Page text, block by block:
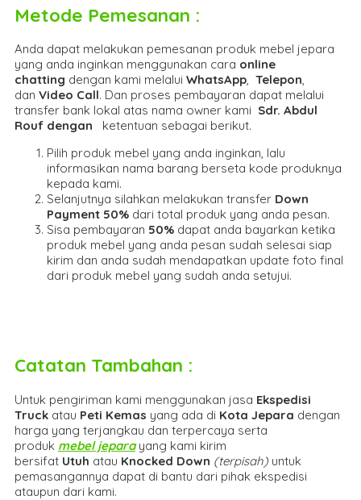
Metode Pemesanan :
Anda dapat melakukan pemesanan produk mebel jepara
yang anda inginkan menggunakan cara online
chatting dengan kami melalui WhatsApp, Telepon,
dan Video Call. Dan proses pembayaran dapat melalui
transfer bank lokal atas nama owner kami Sdr. Abdul
Rouf dengan ketentuan sebagai berikut.
Pilih produk mebel yang anda inginkan, lalu
informasikan nama barang berseta kode produknya
kepada kami.
Selanjutnya silahkan melakukan transfer Down
Payment 50% dari total produk yang anda pesan.
Sisa pembayaran 50% dapat anda bayarkan ketika
produk mebel yang anda pesan sudah selesai siap
kirim dan anda sudah mendapatkan update foto final
dari produk mebel yang sudah anda setujui.
Catatan Tambahan :
Untuk pengiriman kami menggunakan jasa Ekspedisi
Truck atau Peti Kemas yang ada di Kota Jepara dengan
harga yang terjangkau dan terpercaya serta
produk mebel jeparayang kami kirim
bersifat Utuh atau Knocked Down (terpisah) untuk
pemasangannya dapat di bantu dari pihak ekspedisi
ataupun dari kami.